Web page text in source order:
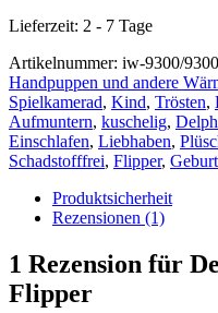
Lieferzeit: 2 - 7 Tage
Artikelnummer: iw-9300/
Handpuppen und andere
Spielkamerad, Kind, Trösten,
Aufmuntern, kuschelig,
Einschlafen, Liebhaben,
Schadstofffrei, Flipper, Geburt
Produktsicherheit
Rezensionen (1)
1 Rezension für
Flipper